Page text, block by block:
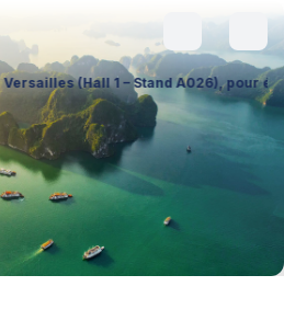
A026), pour échanger sur vos